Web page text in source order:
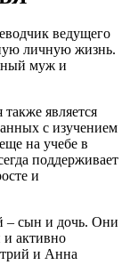
ведущего
личную жизнь.
муж и
является
с изучением
на учебе в
поддерживает
и
– сын и дочь. Они
и активно
и Анна